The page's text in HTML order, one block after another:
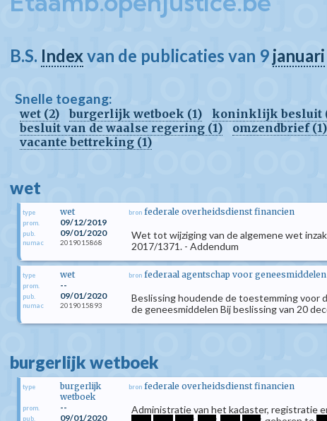
B.S. Indexvan de publicaties van 9 januari
Snelle toegang:
wet (2) burgerlijk wetboek (1) koninklijk besluit
besluit van de waalse regering (1)
omzendbrief (1)
vacante bettreking (1)
wet
type wet
prom. 09/12/2019
pub. 09/01/2020
numac 2019015868
bron federale overheidsdienst financien
Wet tot wijziging van de algemene wet
2017/1371. - Addendum
type wet
prom. --
pub. 09/01/2020
numac 2019015893
bron federaal agentschap voor
Beslissing houdende de toestemming voor
de geneesmiddelen Bij beslissing van 20
burgerlijk wetboek
type
burgerlijk
wetboek
prom. --
pub. 09/01/2020
bron federale overheidsdienst financien
Administratie van het kadaster, registratie